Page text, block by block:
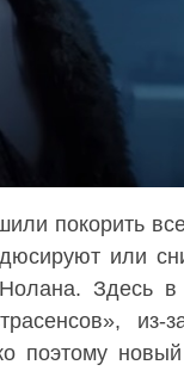
покорить
или
Здесь
поэтому